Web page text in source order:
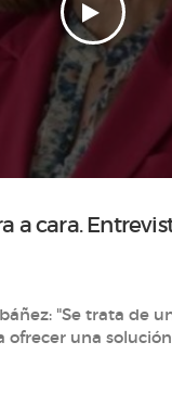
a Martín Peláez,
T1 P4-
a cara.
"Se trata de
ofrecer una